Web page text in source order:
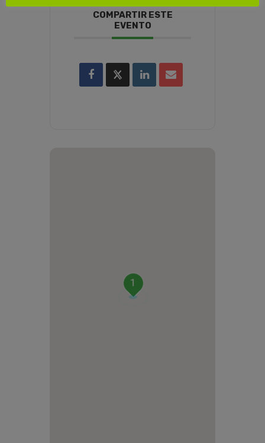
COMPARTIR ESTE
EVENTO
1